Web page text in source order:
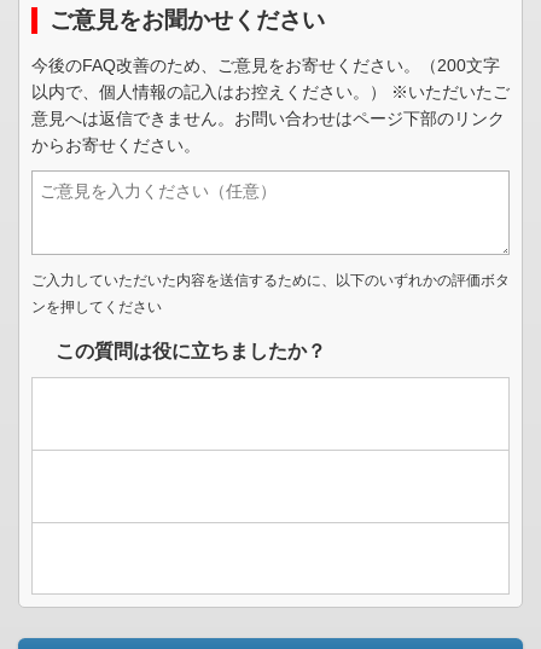
ご意見をお聞かせください
今後のFAQ改善のため、ご意見をお寄せください。（200文字
以内で、個人情報の記入はお控えください。） ※いただいたご
意見へは返信できません。お問い合わせはページ下部のリンク
からお寄せください。
ご入力していただいた内容を送信するために、以下のいずれかの評価ボタ
ンを押してください
この質問は役に立ちましたか？